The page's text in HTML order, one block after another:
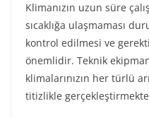
Klimanızın uzun süre
sıcaklığa ulaşmaması
kontrol edilmesi ve
önemlidir. Teknik
klimalarınızın her türlü
titizlikle